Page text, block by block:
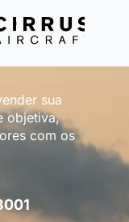
sua
objetiva,
com os